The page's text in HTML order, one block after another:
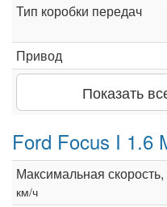
Тип коробки передач
Привод
Показать
Ford Focus I 1.6
Максимальная скорость,
км/ч